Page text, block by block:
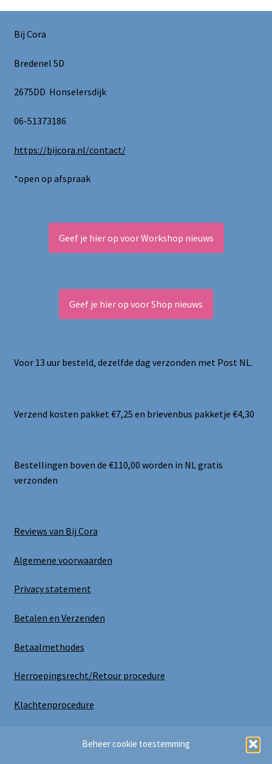
Beheer cookie toestemming
Bij Cora
Bredenel 5D
2675DD Honselersdijk
06-51373186
https://bijcora.nl/contact/
*open op afspraak
Geef je hier op voor Workshop nieuws
Geef je hier op voor Shop nieuws
Voor 13 uur besteld, dezelfde dag verzonden met Post NL.
Verzend kosten pakket €7,25 en brievenbus pakketje €4,30
Bestellingen boven de €110,00 worden in NL gratis
verzonden
Reviews van Bij Cora
Algemene voorwaarden
Privacy statement
Betalen en Verzenden
Betaalmethodes
Herroepingsrecht/Retour procedure
Klachtenprocedure